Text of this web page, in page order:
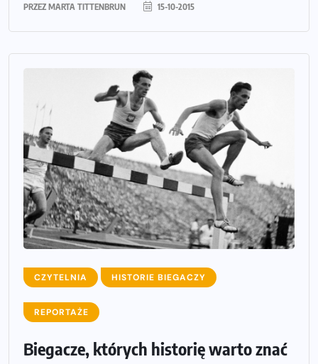
PRZEZ MARTA TITTENBRUN 15-10-2015
CZYTELNIA HISTORIE BIEGACZY
REPORTAŻE
Biegacze, których historię warto znać